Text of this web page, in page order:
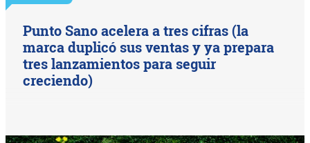
Punto Sano acelera a tres cifras (la
marca duplicó sus ventas y ya prepara
tres lanzamientos para seguir
creciendo)